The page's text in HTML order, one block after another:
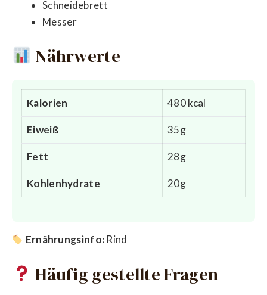
Schneidebrett
Messer
Nährwerte
Kalorien 480 kcal
Eiweiß 35g
Fett 28g
Kohlenhydrate 20g
Ernährungsinfo: Rind
Häufig gestellte Fragen